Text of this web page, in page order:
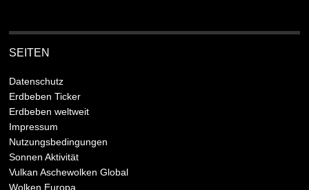
SEITEN
Datenschutz
Erdbeben Ticker
Erdbeben weltweit
Impressum
Nutzungsbedingungen
Sonnen Aktivität
Vulkan Aschewolken Global
Wolken Europa